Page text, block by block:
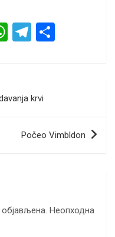
W
at
A
T
e
gr
a
m
ar
krvi
Počeo Vimbldon
Неопходна